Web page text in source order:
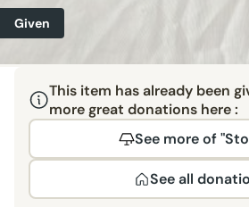
Given
This item has already been
more great donations here :
See more of
See all